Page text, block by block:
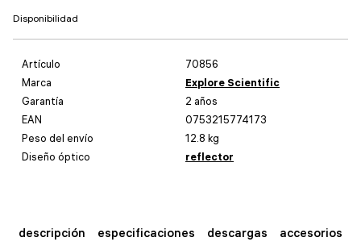
Disponibilidad
Artículo
70856
Marca
Explore Scientific
Garantía
2 años
EAN
0753215774173
Peso del envío
12.8 kg
Diseño óptico
reflector
descripción especificaciones descargas accesorios